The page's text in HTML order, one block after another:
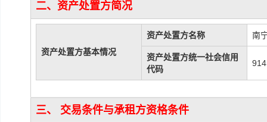
二、资产处置方简况
资产处置方基本情况
资产处置方名称 南
资产处置方统一社会信用
代码
三、 交易条件与承租方资格条件